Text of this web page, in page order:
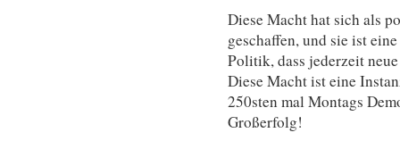
Diese Macht hat sich als
geschaffen, und sie ist
Politik, dass jederzeit
Diese Macht ist eine
250sten mal Montags
Großerfolg!